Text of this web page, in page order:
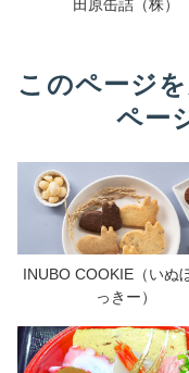
田原缶詰（株）
このページ
ペー
INUBO COOKIE（いぬ
っきー）